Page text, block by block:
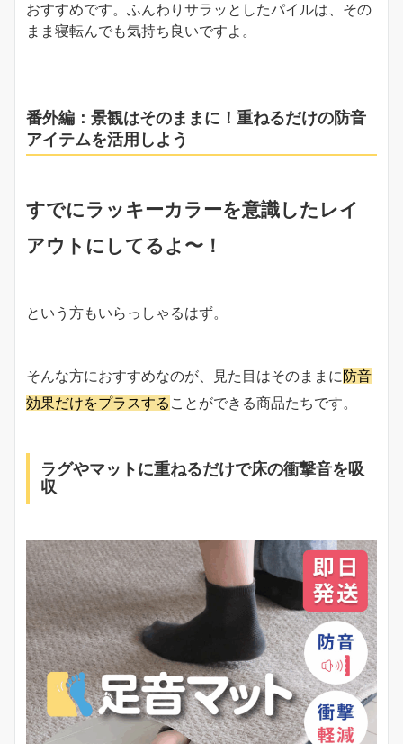
おすすめです。ふんわりサラッとしたパイルは、その
まま寝転んでも気持ち良いですよ。
番外編：景観はそのままに！重ねるだけの防音
アイテムを活用しよう
すでにラッキーカラーを意識したレイ
アウトにしてるよ〜！
という方もいらっしゃるはず。
そんな方におすすめなのが、見た目はそのままに 防音
効果だけをプラスする ことができる商品たちです。
ラグやマットに重ねるだけで床の衝撃音を吸
収